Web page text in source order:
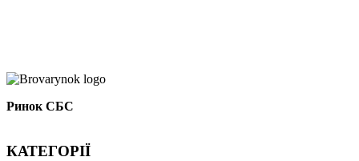
Ринок СБС
КАТЕГОРІЇ